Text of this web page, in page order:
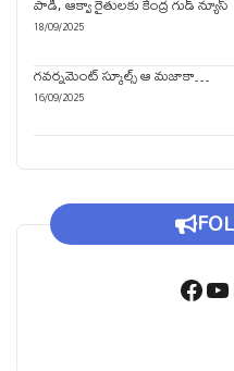
18/09/2025
గవర్నమెంట్ స్కూల్స్ ఆ మజాకా…
16/09/2025